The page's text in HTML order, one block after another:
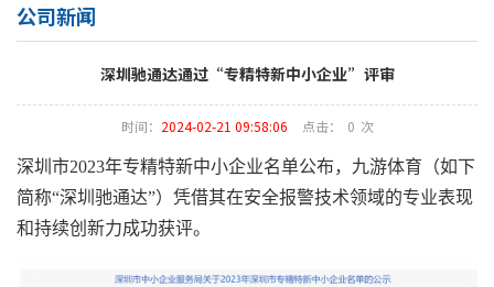
公司新闻
深圳驰通达通过“专精特新中小企业”评审
时间： 2024-02-21 09:58:06 点击： 0 次
深圳市2023年专精特新中小企业名单公布，九游体育（如下
简称“深圳驰通达”）凭借其在安全报警技术领域的专业表现
和持续创新力成功获评。